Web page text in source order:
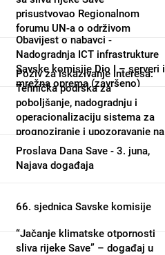
prisustvovao Regionalnom
forumu UN-a o održivom
razvoju
Obavijest o nabavci -
Nadogradnja ICT infrastrukture
Savske komisije Dio I – serveri i
mrežna oprema (završeno)
Poziv za iskazivanje interesa:
Tehnička podrška za
poboljšanje, nadogradnju i
operacionalizaciju sistema za
prognoziranje i upozoravanje na
poplave i male vode (završeno)
Proslava Dana Save - 3. juna,
Najava događaja
66. sjednica Savske komisije
“Jačanje klimatske otpornosti
sliva rijeke Save” – događaj u